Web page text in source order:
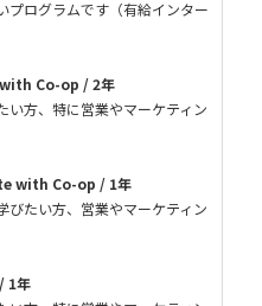
プログラムです（有給インター
Co-op / 2年
い方、特に営業やマーケティン
with Co-op / 1年
びたい方、営業やマーケティン
1年